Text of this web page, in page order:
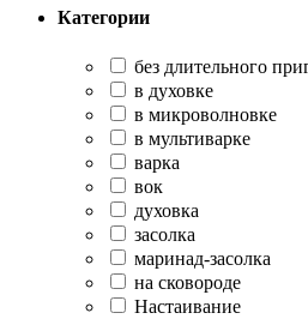
Категории
без длительного
в духовке
в микроволновке
в мультиварке
варка
вок
духовка
засолка
маринад-засолка
на сковороде
Настаивание